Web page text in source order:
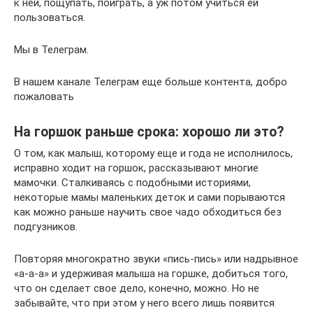
к ней, пощупать, поиграть, а уж потом учиться ей
пользоваться.
Мы в Телеграм.
В нашем канале Телеграм еще больше контента, добро
пожаловать
На горшок раньше срока: хорошо ли это?
О том, как малыш, которому еще и года не исполнилось,
исправно ходит на горшок, рассказывают многие
мамочки. Сталкиваясь с подобными историями,
некоторые мамы маленьких деток и сами порываются
как можно раньше научить свое чадо обходиться без
подгузников.
Повторяя многократно звуки «пись-пись» или надрывное
«а-а-а» и удерживая малыша на горшке, добиться того,
что он сделает свое дело, конечно, можно. Но не
забывайте, что при этом у него всего лишь появится